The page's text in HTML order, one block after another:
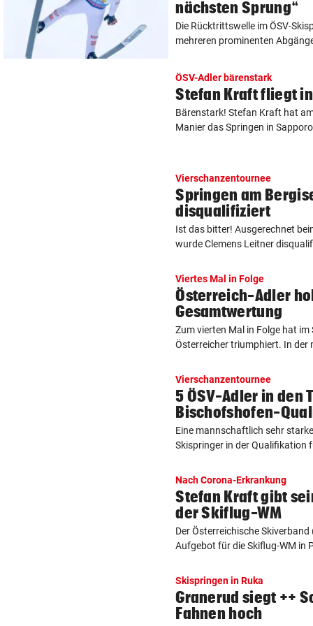
nächsten Sprung“
Die Rücktrittswelle im ÖSV-
mehreren prominenten
ÖSV-Adler bärenstark
Stefan Kraft fliegt
Bärenstark! Stefan Kraft hat
Manier das Springen in
Vierschanzentournee
Springen am
disqualifiziert
Ist das bitter! Ausgerechnet
wurde Clemens Leitner
Viertes Mal in Folge
Österreich-Adler
Gesamtwertung
Zum vierten Mal in Folge hat
Österreicher triumphiert. In der
Vierschanzentournee
5 ÖSV-Adler in den
Bischofshofen-
Eine mannschaftlich sehr
Skispringer in der Qualifikation
Nach Corona-Erkrankung
Stefan Kraft gibt
der Skiflug-WM
Der Österreichische
Aufgebot für die Skiflug-WM in
Skispringen in Ruka
Granerud siegt ++
Fahnen hoch